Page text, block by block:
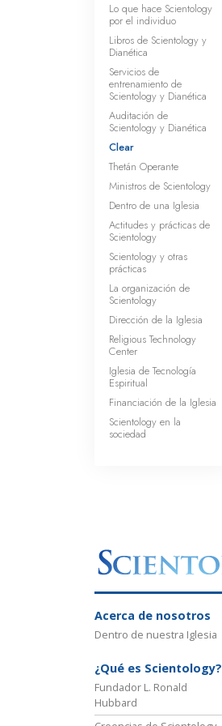
Lo que hace Scientology
por el individuo
Libros de Scientology y
Dianética
Servicios de
entrenamiento de
Scientology y Dianética
Auditación de
Scientology y Dianética
Clear
Thetán Operante
Ministros de Scientology
Dentro de una Iglesia
Actitudes y prácticas de
Scientology
Scientology y otras
prácticas
La organización de
Scientology
Dirección de la Iglesia
Religious Technology
Center
Iglesia de Tecnología
Espiritual
Financiación de la Iglesia
Scientology en la
sociedad
Acerca de nosotros
Dentro de nuestra Iglesia
¿Qué es Scientology?
Fundador L. Ronald
Hubbard